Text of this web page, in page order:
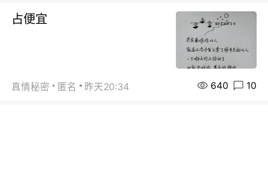
占便宜
真情秘密 匿名 昨天20:34 640 10